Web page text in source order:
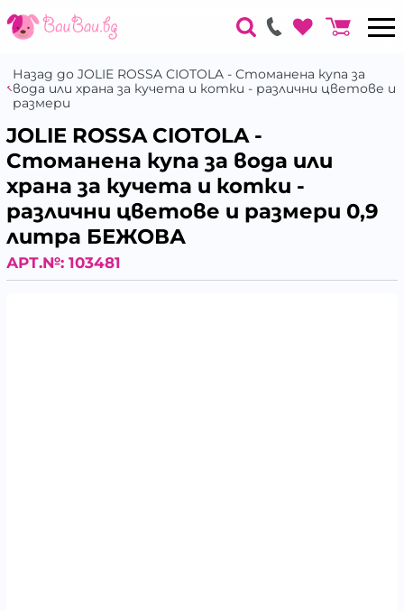
Назад до JOLIE ROSSA CIOTOLA - Стоманена купа за
вода или храна за кучета и котки - различни цветове и
размери
JOLIE ROSSA CIOTOLA -
Стоманена купа за вода или
храна за кучета и котки -
различни цветове и размери 0,9
литра БЕЖОВА
АРТ.№: 103481